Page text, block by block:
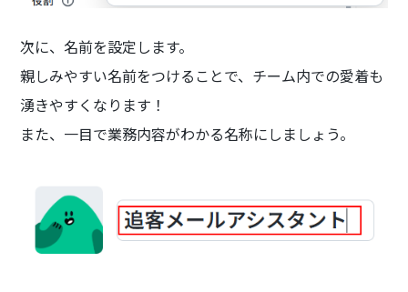
次に、名前を設定します。
親しみやすい名前をつけることで、チーム内での愛着も
湧きやすくなります！
また、一目で業務内容がわかる名称にしましょう。